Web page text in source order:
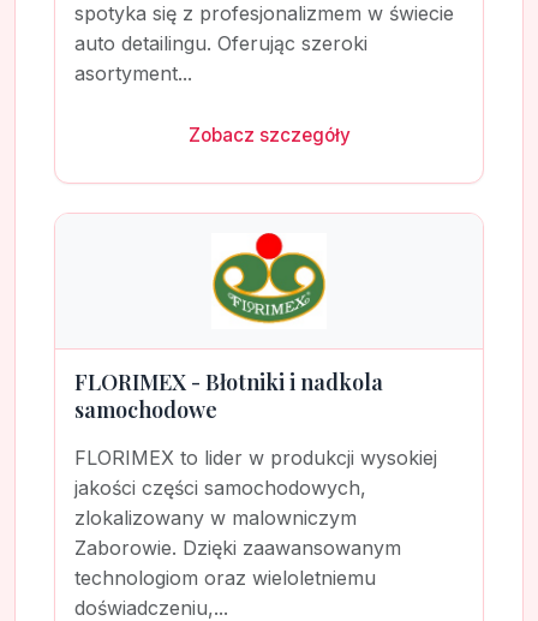
spotyka się z profesjonalizmem w świecie
auto detailingu. Oferując szeroki
asortyment...
Zobacz szczegóły
FLORIMEX - Błotniki i nadkola
samochodowe
FLORIMEX to lider w produkcji wysokiej
jakości części samochodowych,
zlokalizowany w malowniczym
Zaborowie. Dzięki zaawansowanym
technologiom oraz wieloletniemu
doświadczeniu,...